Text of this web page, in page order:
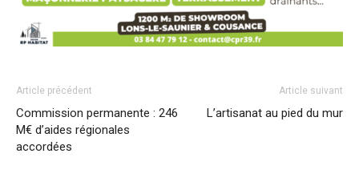
Article précédent
Commission permanente : 246
M€ d’aides régionales
accordées
Article suivant
L’artisanat au pied du mur